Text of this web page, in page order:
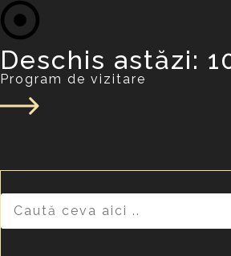
Deschis astăzi:
Program de vizitare